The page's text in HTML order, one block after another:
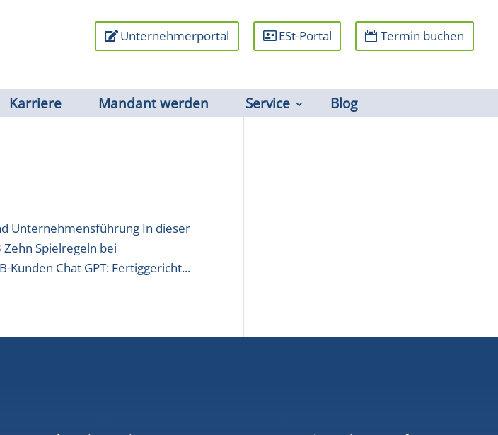
Unternehmerportal ESt-Portal Termin buchen
Karriere Mandant werden Service Blog
Unternehmensführung In dieser
Spielregeln bei
Chat GPT: Fertiggericht...